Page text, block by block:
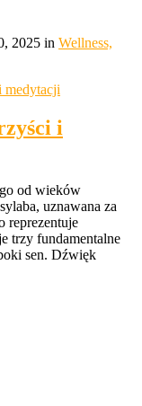
2025 in Wellness,
i
od wieków
uznawana za
reprezentuje
trzy fundamentalne
sen. Dźwięk